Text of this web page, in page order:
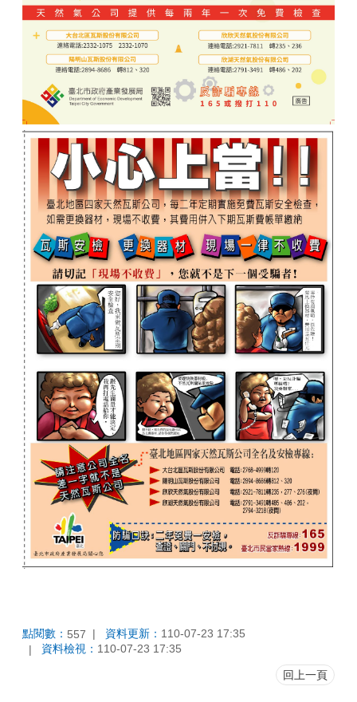
點閱數： 557 資料更新： 110-07-23 17:35
資料檢視： 110-07-23 17:35
回上一頁